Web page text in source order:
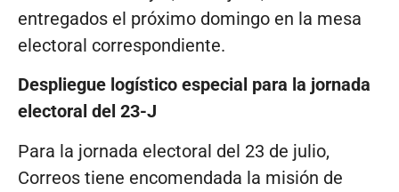
entregados el próximo domingo en la mesa
electoral correspondiente.
Despliegue logístico especial para la jornada
electoral del 23-J
Para la jornada electoral del 23 de julio,
Correos tiene encomendada la misión de